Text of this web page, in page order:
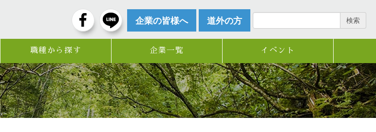
企業の皆様へ 道外の方 検索
職種から探す 企業一覧 イベント